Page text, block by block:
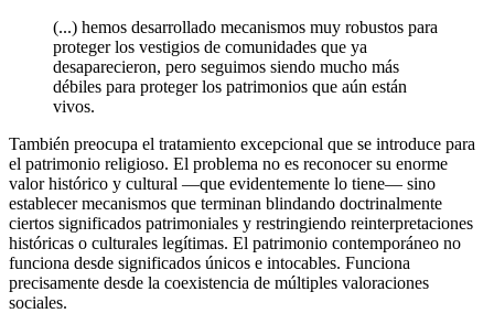
(...) hemos desarrollado mecanismos muy robustos para
proteger los vestigios de comunidades que ya
desaparecieron, pero seguimos siendo mucho más
débiles para proteger los patrimonios que aún están
vivos.
También preocupa el tratamiento excepcional que se introduce para
el patrimonio religioso. El problema no es reconocer su enorme
valor histórico y cultural —que evidentemente lo tiene— sino
establecer mecanismos que terminan blindando doctrinalmente
ciertos significados patrimoniales y restringiendo reinterpretaciones
históricas o culturales legítimas. El patrimonio contemporáneo no
funciona desde significados únicos e intocables. Funciona
precisamente desde la coexistencia de múltiples valoraciones
sociales.